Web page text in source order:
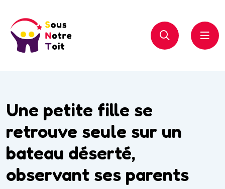
Une petite fille se
retrouve seule sur un
bateau déserté,
observant ses parents